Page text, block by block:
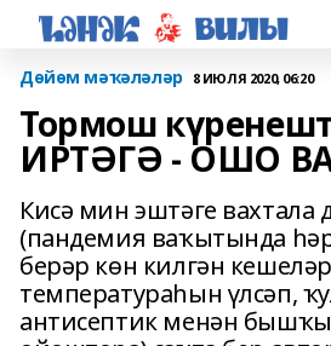
Дөйөм мәҡәләләр 8 ИЮЛЯ 2020, 06:20
Тормош
ИРТӘГӘ - ОШО
Кисә мин эштәге вахтала
(пандемия ваҡытында
берәр көн килгән
температураһын үлсәп,
антисептик менән